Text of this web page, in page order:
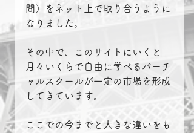
間）をネット上で取り合うように
なりました。
その中で、このサイトにいくと
月々いくらで自由に学べるバーチ
ャルスクールが一定の市場を形成
してきています。
ここでの今までと大きな違いをも